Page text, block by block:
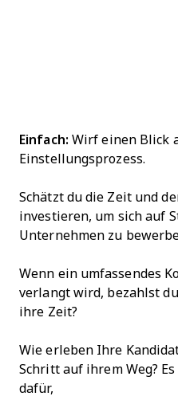
Einfach: Wirf einen Blick
Einstellungsprozess.
Schätzt du die Zeit und
investieren, um sich auf
Unternehmen zu
Wenn ein umfassendes
verlangt wird, bezahlst
ihre Zeit?
Wie erleben Ihre
Schritt auf ihrem Weg?
dafür,